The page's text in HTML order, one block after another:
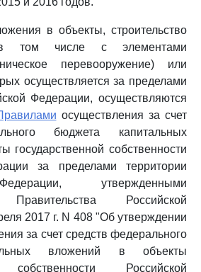
в объекты, строительство
в том числе с элементами
перевооружение) или
осуществляется за пределами
Федерации, осуществляются
осуществления за счет
бюджета капитальных
государственной собственности
за пределами территории
утвержденными
Правительства Российской
2017 г. N 408 "Об утверждении
за счет средств федерального
вложений в объекты
собственности Российской